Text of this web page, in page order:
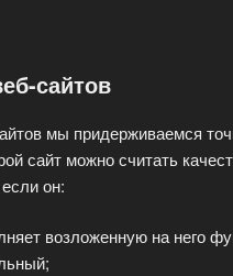
сайтов
мы придерживаемся
сайт можно считать
он:
возложенную на него